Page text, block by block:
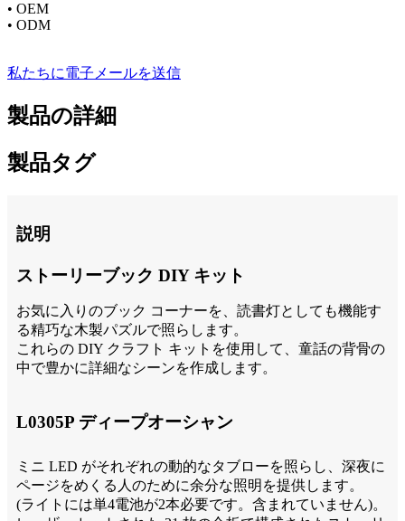
• OEM
• ODM
私たちに電子メールを送信
製品の詳細
製品タグ
説明
ストーリーブック DIY キット
お気に入りのブック コーナーを、読書灯としても機能す
る精巧な木製パズルで照らします。
これらの DIY クラフト キットを使用して、童話の背骨の
中で豊かに詳細なシーンを作成します。
L0305P ディープオーシャン
ミニ LED がそれぞれの動的なタブローを照らし、深夜に
ページをめくる人のために余分な照明を提供します。
(ライトには単4電池が2本必要です。含まれていません)。